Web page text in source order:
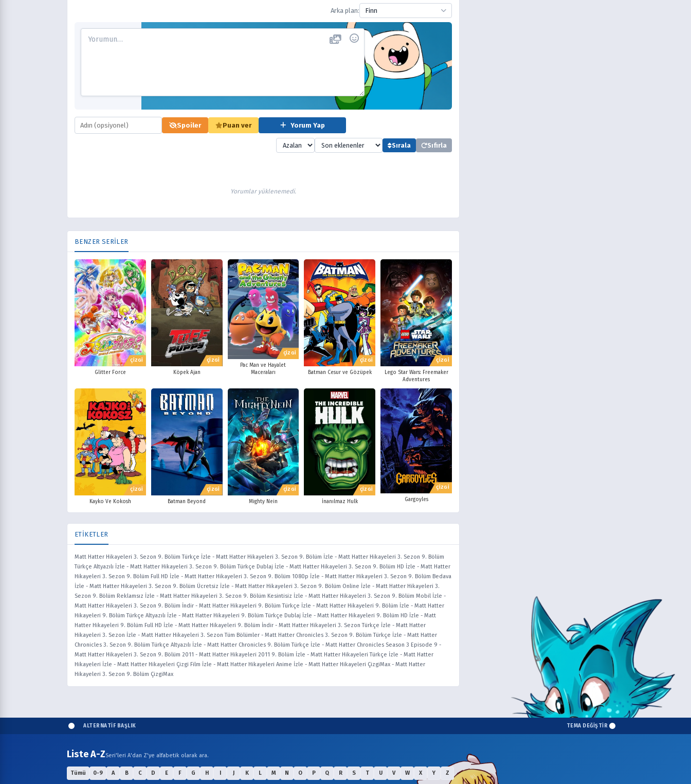
Arka plan: Finn
Spoiler Puan ver Yorum Yap
Sırala Sıfırla
Yorumlar yüklenemedi.
BENZER SERİLER
ÇİZGİ
Glitter Force
ÇİZGİ
Köpek Ajan
ÇİZGİ
Pac Man ve Hayalet
Maceraları
ÇİZGİ
Batman Cesur ve Gözüpek
ÇİZGİ
Lego Star Wars: Freemaker
Adventures
ÇİZGİ
Kayko Ve Kokosh
ÇİZGİ
Batman Beyond
ÇİZGİ
Mighty Nein
ÇİZGİ
İnanılmaz Hulk
ÇİZGİ
Gargoyles
ETİKETLER
Matt Hatter Hikayeleri 3. Sezon 9. Bölüm Türkçe İzle - Matt Hatter Hikayeleri 3. Sezon 9. Bölüm İzle - Matt Hatter Hikayeleri 3. Sezon 9. Bölüm
Türkçe Altyazılı İzle - Matt Hatter Hikayeleri 3. Sezon 9. Bölüm Türkçe Dublaj İzle - Matt Hatter Hikayeleri 3. Sezon 9. Bölüm HD İzle - Matt Hatter
Hikayeleri 3. Sezon 9. Bölüm Full HD İzle - Matt Hatter Hikayeleri 3. Sezon 9. Bölüm 1080p İzle - Matt Hatter Hikayeleri 3. Sezon 9. Bölüm Bedava
İzle - Matt Hatter Hikayeleri 3. Sezon 9. Bölüm Ücretsiz İzle - Matt Hatter Hikayeleri 3. Sezon 9. Bölüm Online İzle - Matt Hatter Hikayeleri 3.
Sezon 9. Bölüm Reklamsız İzle - Matt Hatter Hikayeleri 3. Sezon 9. Bölüm Kesintisiz İzle - Matt Hatter Hikayeleri 3. Sezon 9. Bölüm Mobil İzle -
Matt Hatter Hikayeleri 3. Sezon 9. Bölüm İndir - Matt Hatter Hikayeleri 9. Bölüm Türkçe İzle - Matt Hatter Hikayeleri 9. Bölüm İzle - Matt Hatter
Hikayeleri 9. Bölüm Türkçe Altyazılı İzle - Matt Hatter Hikayeleri 9. Bölüm Türkçe Dublaj İzle - Matt Hatter Hikayeleri 9. Bölüm HD İzle - Matt
Hatter Hikayeleri 9. Bölüm Full HD İzle - Matt Hatter Hikayeleri 9. Bölüm İndir - Matt Hatter Hikayeleri 3. Sezon Türkçe İzle - Matt Hatter
Hikayeleri 3. Sezon İzle - Matt Hatter Hikayeleri 3. Sezon Tüm Bölümler - Matt Hatter Chronicles 3. Sezon 9. Bölüm Türkçe İzle - Matt Hatter
Chronicles 3. Sezon 9. Bölüm Türkçe Altyazılı İzle - Matt Hatter Chronicles 9. Bölüm Türkçe İzle - Matt Hatter Chronicles Season 3 Episode 9 -
Matt Hatter Hikayeleri 3. Sezon 9. Bölüm 2011 - Matt Hatter Hikayeleri 2011 9. Bölüm İzle - Matt Hatter Hikayeleri Türkçe İzle - Matt Hatter
Hikayeleri İzle - Matt Hatter Hikayeleri Çizgi Film İzle - Matt Hatter Hikayeleri Anime İzle - Matt Hatter Hikayeleri ÇizgiMax - Matt Hatter
Hikayeleri 3. Sezon 9. Bölüm ÇizgiMax
ALTERNATİF BAŞLIK TEMA DEĞİŞTİR
Liste A-ZSeri'leri A'dan Z'ye alfabetik olarak ara.
Tümü 0-9 A B C D E F G H J K L M N O P Q R S T U V W X Y Z